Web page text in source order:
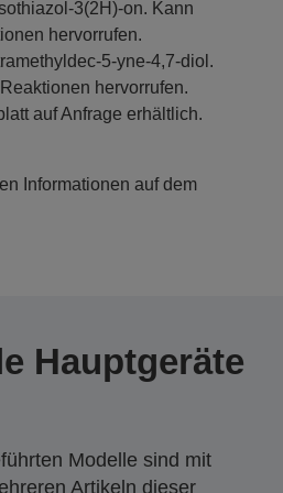
3(2H)-on. Kann
hervorrufen.
5-yne-4,7-diol.
hervorrufen.
auf Anfrage erhältlich.
Informationen auf dem
Hauptgeräte
Modelle sind mit
Artikeln dieser